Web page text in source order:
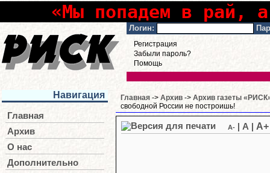
«Мы попадем в рай,
Логин:
Регистрация
Забыли пароль?
Помощь
Навигация
Главная
Архив
О нас
Дополнительно
Главная -> Архив -> Архив газеты
свободной России не построишь!
A- A A+